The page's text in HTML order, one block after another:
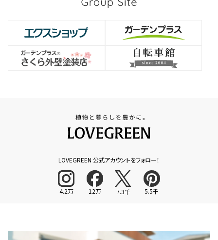
LOVEGREEN 公式アカウントをフォロー！
4.2万 12万 7.3千 5.5千